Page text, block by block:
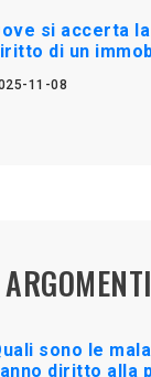
si accerta
di un
11-08
sono le
diritto alla